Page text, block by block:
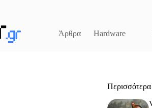
Άρθρα Hardware